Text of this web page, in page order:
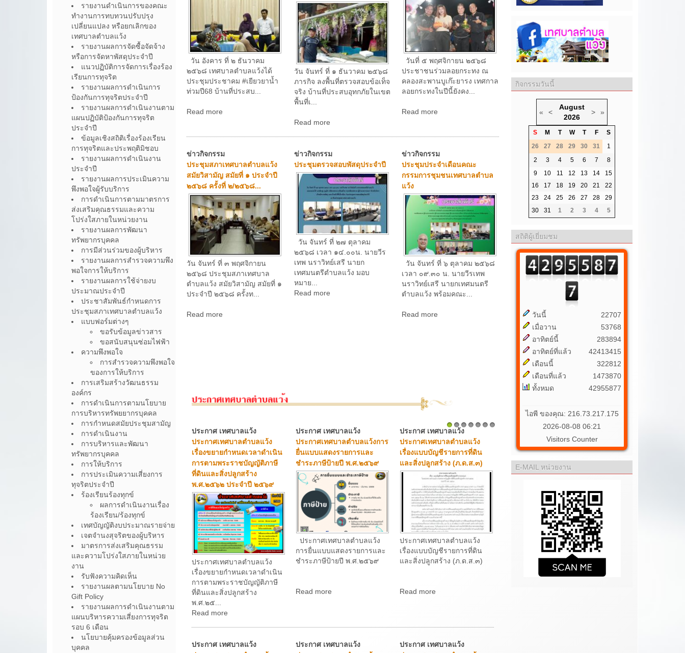
รายงานดำเนินการของคณะ
ทำงานการทบทวนปรับปรุง
เปลี่ยนแปลง หรือยกเลิกของ
เทศบาลตำบลแว้ง
รายงานผลการจัดซื้อจัดจ้าง
หรือการจัดหาพัสดุประจำปี
แนวปฏิบัติการจัดการเรื่องร้อง
เรียนการทุจริต
รายงานผลการดำเนินการ
ป้องกันการทุจริตประจำปี
รายงานผลการดำเนินงานตาม
แผนปฏิบัติป้องกันการทุจริต
ประจำปี
ข้อมูลเชิงสถิติเรื่องร้องเรียน
การทุจริตและประพฤติมิชอบ
รายงานผลการดำเนินงาน
ประจำปี
รายงานผลการประเมินความ
พึงพอใจผู้รับบริการ
การดำเนินการตามมาตรการ
ส่งเสริมคุณธรรมและความ
โปร่งใสภายในหน่วยงาน
รายงานผลการพัฒนา
ทรัพยากรบุคคล
การมีส่วนร่วมของผู้บริหาร
รายงานผลการสำรวจความพึง
พอใจการให้บริการ
รายงานผลการใช้จ่ายงบ
ประมาณประจำปี
ประชาสัมพันธ์กำหนดการ
ประชุมสภาเทศบาลตำบลแว้ง
แบบฟอร์มต่างๆ
ขอรับข้อมูลข่าวสาร
ขอสนับสนุนซ่อมไฟฟ้า
ความพึงพอใจ
การสำรวจความพึงพอใจ
ของการให้บริการ
การเสริมสร้างวัฒนธรรม
องค์กร
การดำเนินการตามนโยบาย
การบริหารทรัพยยากรบุคคล
การกำหนดสมัยประชุมสามัญ
การดำเนินงาน
การบริหารและพัฒนา
ทรัพยากรบุคคล
การให้บริการ
การประเมินความเสี่ยงการ
ทุจริตประจำปี
ร้องเรียนร้องทุกข์
ผลการดำเนินงานเรื่อง
ร้องเรียน/ร้องทุกข์
เทศบัญญัติงบประมาณรายจ่าย
เจตจำนงสุจริตของผู้บริหาร
มาตรการส่งเสริมคุณธรรม
และความโปร่งใสภายในหน่วย
งาน
รับฟังความคิดเห็น
รายงานผลตามนโยบาย No
Gift Policy
รายงานผลการดำเนินงานตาม
แผนบริหารความเสี่ยงการทุจริต
รอบ 6 เดือน
นโยบายคุ้มครองข้อมูลส่วน
บุคคล
พ.ศ.๒๕๖๘ ครั้งที่๒ (๑เมษายน
๒๕๖๘-๓๐กันยายน ๒๕๖๘)
เวลา ๐๙.๐๐น. นายวีรเทพ นรา
วันที่ ๑๖ กันยายน ๒๕๖๘ เวลา
๑๔.๐๐ น. นายวีรเทพ นราวิทย์
เสรี นายกเทศมนตรีตำบลแว้ง
มอบหมายให้ นา...
Read more
วัน เสาร์ ที่ ๑๓ กันยายน
๒๕๖๘ นายวีรเทพ นราวิทย์เสรี
นายกเทศมนตรีตำบลแว้งมอบ
Read more
ข่าวกิจกรรม
ประชุมซักซ้อมการดำเนินงาน
โครงการจัดงานวันเมาลิด
สัมพันธ์
วัน อังคาร ที่ ๒ กันยายน
๒๕๖๘ นายวีรเทพ นราวิทย์เสรี
คณะผู้บริหาร ส...
ข่าวกิจกรรม
ประชุมประจำเดือน เพื่อมอบ
หมายงาน
วัน จันทร์ ที่ ๑ กันยายน ๒๕๖๘
เวลา ๑๔.๐๐ น. นายวีรเทพ
นราวิทย์เสรี นายกเทศมนตรี
ข่าวกิจกรรม
โครงการสงเสริมการประกอบ
อาชีพ "หลักสูตรการตัดเย็บ
เสื้อผ้า "
วัน จันทร์ ที่ ๑ กันยายน ๒๕๖๘
วันแรกของการเรียนตับเย็บ
ประกอบอาชีพ ...
1 2 3
ประกาศ เทศบาลแว้ง
ประกาศเทศบาลตำบลแว้ง
เรื่องขยายกำหนดเวลาดำเนิน
การตามพระราชบัญญัติภาษี
ที่ดินและสิ่งปลูกสร้าง
พ.ศ.๒๕๖๒ ประจำปี ๒๕๖๙
ประกาศเทศบาลตำบลแว้ง
เรื่องขยายกำหนดเวลาดำเนิน
การตามพระราชบัญญัติภาษี
ที่ดินและสิ่งปลูกสร้าง
พ.ศ.๒๕...
Read more
ประกาศ เทศบาลแว้ง
ประกาศเทศบาลตำบลแว้งการ
ยื่นแบบแสดงรายการและ
ชำระภาษีป้ายปี พ.ศ.๒๕๖๙
ประกาศเทศบาลตำบลแว้ง
การยื่นแบบแสดงรายการและ
ชำระภาษีป้ายปี พ.ศ.๒๕๖๙
Read more
ประกาศ เทศบาลแว้ง
ประกาศเทศบาลตำบลแว้ง
เรื่องแบบบัญชีรายการที่ดิน
และสิ่งปลูกสร้าง (ภ.ด.ส.๓)
ประกาศเทศบาลตำบลแว้ง
เรื่องแบบบัญชีรายการที่ดิน
และสิ่งปลูกสร้าง (ภ.ด.ส.๓)
Read more
ประกาศ เทศบาลแว้ง
ประกาศ เทศบาลแว้ง
ประกาศ เทศบาลแว้ง
กิจกรรมวันนี้
« <
August
2026
> »
S M T W T F
S
26
27 28 29 30 31
1
2
3 4 5 6 7
8
9
10 11 12 13 14
15
16
17 18 19 20 21
22
23
24 25 26 27 28
29
30
31 1 2 3 4 5
สถิติผู้เยี่ยมชม
วันนี้
เมื่อวาน
อาทิตย์นี้
อาทิตย์ที่แล้ว
เดือนนี้
เดือนที่แล้ว
ทั้งหมด
22707
53768
283894
42413415
322812
1473870
42955877
ไอพี ของคุณ: 216.73.217.175
2026-08-08 06:21
Visitors Counter
E-MAIL หน่วยงาน